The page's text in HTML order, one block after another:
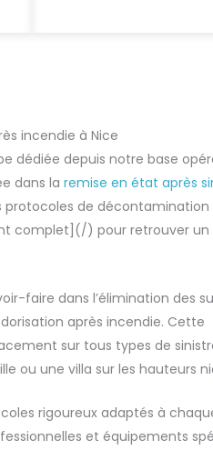
incendie à Nice
dédiée depuis notre base
dans la remise en état après
de
complet](/) pour retrouver un
faire dans l’élimination des
après incendie. Cette
sur tous types de
ou une villa sur les hauteurs
rigoureux adaptés à
et équipements